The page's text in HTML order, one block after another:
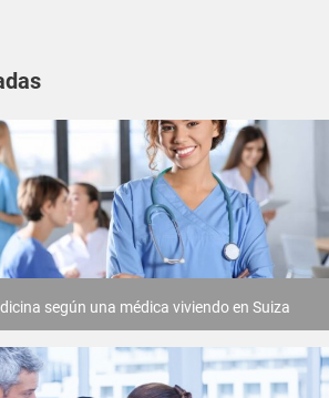
según una médica viviendo en Suiza